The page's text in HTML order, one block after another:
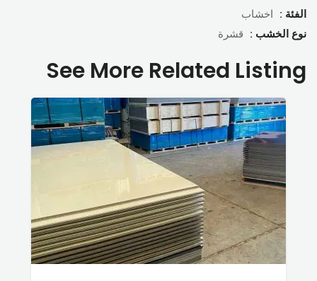
الفئة :
اخشاب
نوع الخشب :
قشرة
See More Related Listing